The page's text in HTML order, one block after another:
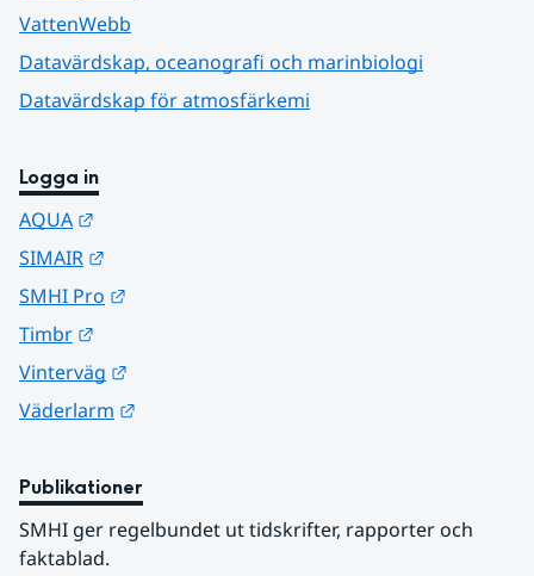
VattenWebb
Datavärdskap, oceanografi och marinbiologi
Datavärdskap för atmosfärkemi
Logga in
AQUA
SIMAIR
SMHI Pro
Timbr
Vinterväg
Väderlarm
Publikationer
SMHI ger regelbundet ut tidskrifter, rapporter och
faktablad.